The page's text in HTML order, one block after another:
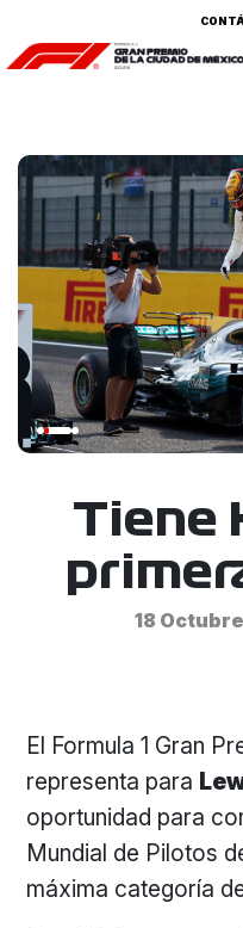
Tiene
18
El Formula 1 Gran
representa para
oportunidad para
Mundial de Pilotos
máxima categoría